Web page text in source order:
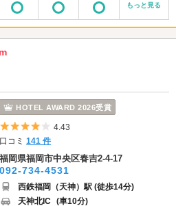
もっと見る
HOTEL AWARD 2026受賞
5つ星のうち4
4.43
口コミ141 件
福岡県福岡市中央区春吉2-4-17
092-734-4531
西鉄福岡（天神）駅 (徒歩14分)
天神北IC (車10分)